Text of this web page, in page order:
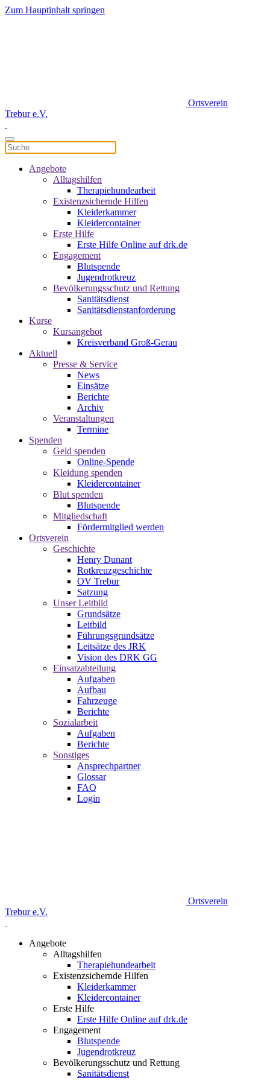
Zum Hauptinhalt springen
Ortsverein
Trebur e.V.
Angebote
Alltagshilfen
Therapiehundearbeit
Existenzsichernde Hilfen
Kleiderkammer
Kleidercontainer
Erste Hilfe
Erste Hilfe Online auf drk.de
Engagement
Blutspende
Jugendrotkreuz
Bevölkerungsschutz und Rettung
Sanitätsdienst
Sanitätsdienstanforderung
Kurse
Kursangebot
Kreisverband Groß-Gerau
Aktuell
Presse & Service
News
Einsätze
Berichte
Archiv
Veranstaltungen
Termine
Spenden
Geld spenden
Online-Spende
Kleidung spenden
Kleidercontainer
Blut spenden
Blutspende
Mitgliedschaft
Fördermitglied werden
Ortsverein
Geschichte
Henry Dunant
Rotkreuzgeschichte
OV Trebur
Satzung
Unser Leitbild
Grundsätze
Leitbild
Führungsgrundsätze
Leitsätze des JRK
Vision des DRK GG
Einsatzabteilung
Aufgaben
Aufbau
Fahrzeuge
Berichte
Sozialarbeit
Aufgaben
Berichte
Sonstiges
Ansprechpartner
Glossar
FAQ
Login
Ortsverein
Trebur e.V.
Angebote
Alltagshilfen
Therapiehundearbeit
Existenzsichernde Hilfen
Kleiderkammer
Kleidercontainer
Erste Hilfe
Erste Hilfe Online auf drk.de
Engagement
Blutspende
Jugendrotkreuz
Bevölkerungsschutz und Rettung
Sanitätsdienst